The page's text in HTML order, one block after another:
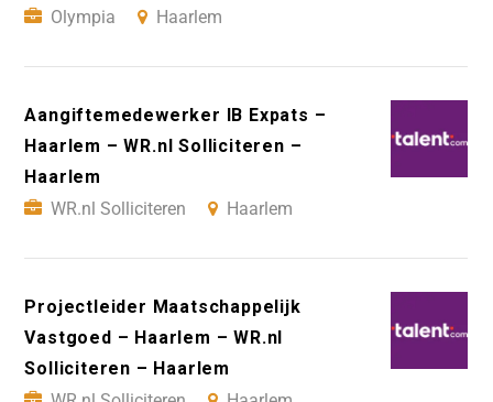
Olympia
Haarlem
Aangiftemedewerker IB Expats –
Haarlem – WR.nl Solliciteren –
Haarlem
WR.nl Solliciteren
Haarlem
Projectleider Maatschappelijk
Vastgoed – Haarlem – WR.nl
Solliciteren – Haarlem